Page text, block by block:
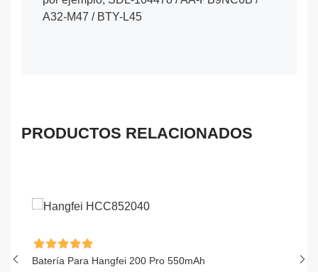
A32-M47 / BTY-L45
PRODUCTOS RELACIONADOS
Batería Para Hangfei 200 Pro 550mAh